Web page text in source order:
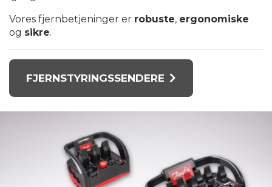
Vores fjernbetjeninger er robuste, ergonomiske
og sikre.
FJERNSTYRINGSSENDERE